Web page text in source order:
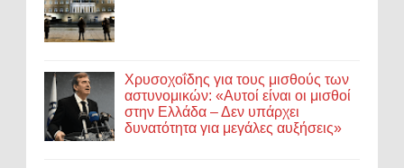
Χρυσοχοΐδης για τους μισθούς των
αστυνομικών: «Αυτοί είναι οι μισθοί
στην Ελλάδα – Δεν υπάρχει
δυνατότητα για μεγάλες αυξήσεις»